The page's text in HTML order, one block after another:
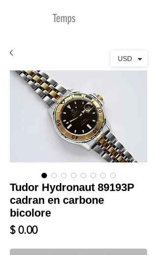
Temps
Tudor Hydronaut 89193P
cadran en carbone
bicolore
$ 0.00Prix
USD